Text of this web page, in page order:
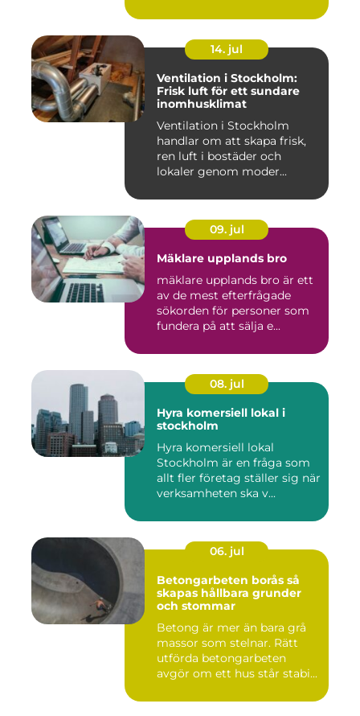
14. jul
Ventilation i Stockholm:
Frisk luft för ett sundare
inomhusklimat
Ventilation i Stockholm
handlar om att skapa frisk,
ren luft i bostäder och
lokaler genom moder...
09. jul
Mäklare upplands bro
mäklare upplands bro är ett
av de mest efterfrågade
sökorden för personer som
fundera på att sälja e...
08. jul
Hyra komersiell lokal i
stockholm
Hyra komersiell lokal
Stockholm är en fråga som
allt fler företag ställer sig när
verksamheten ska v...
06. jul
Betongarbeten borås så
skapas hållbara grunder
och stommar
Betong är mer än bara grå
massor som stelnar. Rätt
utförda betongarbeten
avgör om ett hus står stabi...